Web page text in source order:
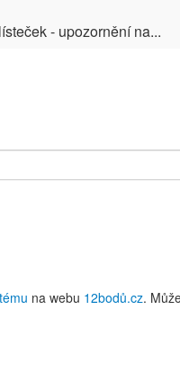
- upozornění na...
na webu 12bodů.cz.